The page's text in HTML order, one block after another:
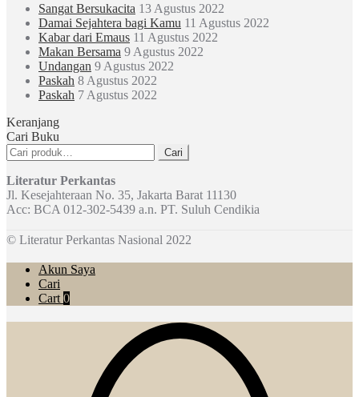
Sangat Bersukacita 13 Agustus 2022
Damai Sejahtera bagi Kamu 11 Agustus 2022
Kabar dari Emaus 11 Agustus 2022
Makan Bersama 9 Agustus 2022
Undangan 9 Agustus 2022
Paskah 8 Agustus 2022
Paskah 7 Agustus 2022
Keranjang
Cari Buku
Pencarian
untuk:
Cari
Literatur Perkantas
Jl. Kesejahteraan No. 35, Jakarta Barat 11130
Acc: BCA 012-302-5439 a.n. PT. Suluh Cendikia
© Literatur Perkantas Nasional 2022
Akun Saya
Cari
Cart 0